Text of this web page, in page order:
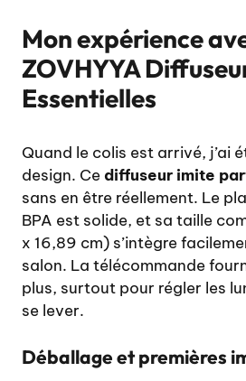
Mon expérience
ZOVHYYA
Essentielles
Quand le colis est arrivé, j’ai
design. Cediffuseur imite
sans en être réellement. Le
BPA est solide, et sa taille
x 16,89 cm) s’intègre
salon. La télécommande
plus, surtout pour régler les
se lever.
Déballage et premières